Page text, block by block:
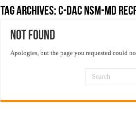
महाराष्ट्रात अभियांत्रिकी
खुशखबर ! नागपूर विद्यापीठ मध्ये १३९
आदिवासी विकास विभागातील
बँकेत मोठी भरती ! युनियन बँक ऑफ
Tag Archives:C-DAC NSM-MD
Not Found
Apologies, but the page you requested could